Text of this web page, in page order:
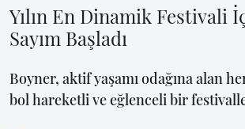
Yılın En Dinamik Festivali
Sayım Başladı
Boyner, aktif yaşamı odağına alan
bol hareketli ve eğlenceli bir